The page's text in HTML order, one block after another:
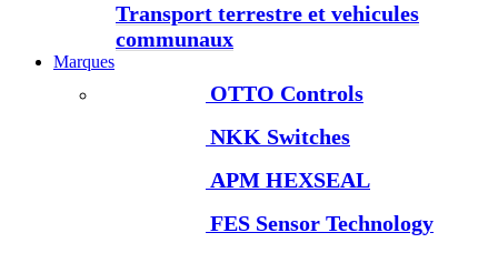
Transport terrestre et vehicules
communaux
Marques
OTTO Controls
NKK Switches
APM HEXSEAL
FES Sensor Technology